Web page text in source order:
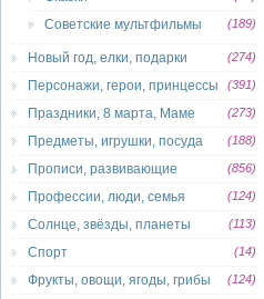
Советские мультфильмы (189)
Новый год, елки, подарки (274)
Персонажи, герои, принцессы (391)
Праздники, 8 марта, Маме (273)
Предметы, игрушки, посуда (188)
Прописи, развивающие (856)
Профессии, люди, семья (124)
Солнце, звёзды, планеты (113)
Спорт (14)
Фрукты, овощи, ягоды, грибы (124)